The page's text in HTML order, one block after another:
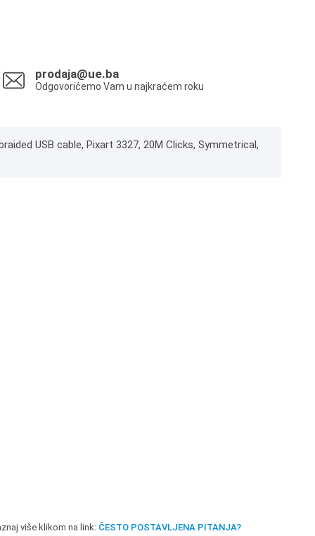
prodaja@ue.ba
Odgovorićemo Vam u najkraćem roku
USB cable, Pixart 3327, 20M Clicks, Symmetrical,
više klikom na link: ČESTO POSTAVLJENA PITANJA?